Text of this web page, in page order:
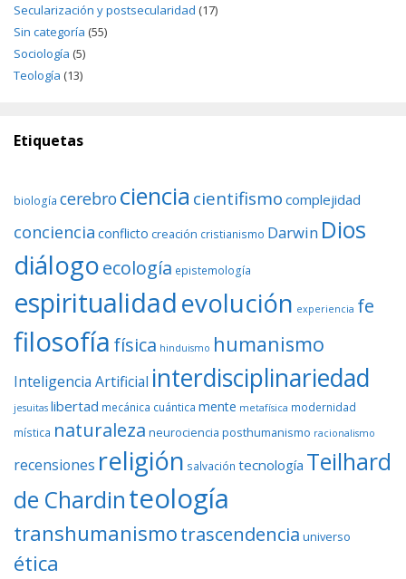
Secularización y postsecularidad (17)
Sin categoría (55)
Sociología (5)
Teología (13)
Etiquetas
biología cerebro ciencia cientifismo complejidad
conciencia conflicto creación cristianismo Darwin Dios
diálogoecología epistemología
espiritualidadevolución experiencia fe
filosofía física hinduismo humanismo
Inteligencia Artificial interdisciplinariedad
jesuitas libertad mecánica cuántica mente metafísica modernidad
mística naturaleza neurociencia posthumanismo racionalismo
recensiones religión salvación tecnología Teilhard
de Chardinteología
transhumanismotrascendencia universo
ética